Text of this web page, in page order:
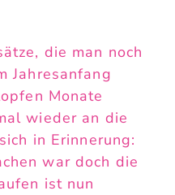
die man noch
Jahresanfang
Monate
wieder an die
in Erinnerung:
war doch die
ist nun